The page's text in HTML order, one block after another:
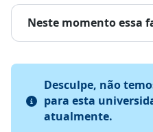
Neste momento essa
Desculpe, não
para esta
atualmente.